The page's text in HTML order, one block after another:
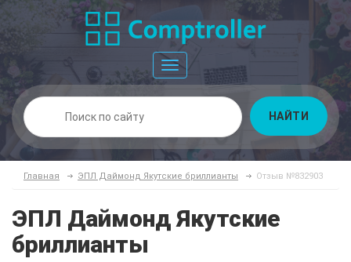
Toggle
navigation
НАЙТИ
Главная ЭПЛ Даймонд Якутские бриллианты Отзыв №832903
ЭПЛ Даймонд Якутские
бриллианты